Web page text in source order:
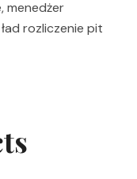
menedżer
rozliczenie pit